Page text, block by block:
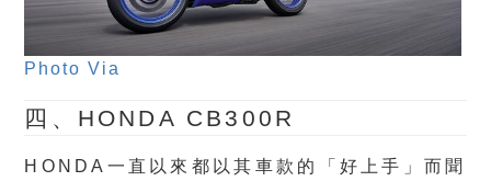
Photo Via
四、HONDA CB300R
HONDA一直以來都以其車款的「好上手」而聞